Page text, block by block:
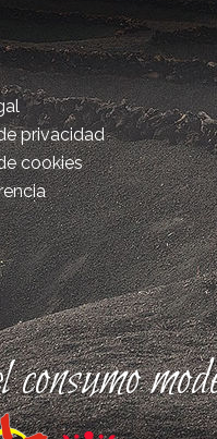
privacidad
cookies
consumo